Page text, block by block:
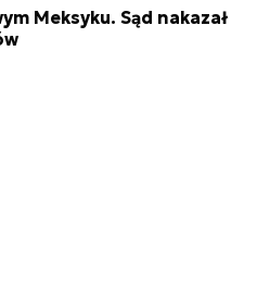
Meksyku. Sąd nakazał